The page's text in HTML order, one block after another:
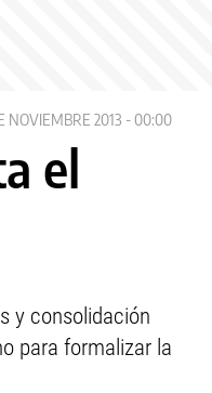
NOVIEMBRE 2013 - 00:00
el
y consolidación
para formalizar la